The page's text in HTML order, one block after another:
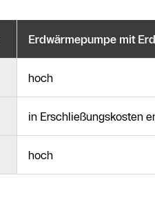
Erdwärmepumpe mit
hoch
in Erschließungskosten
hoch